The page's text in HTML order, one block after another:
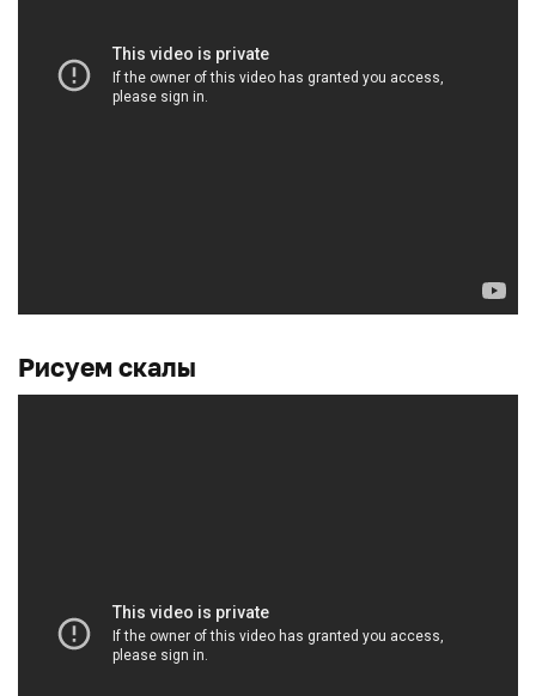
Рисуем скалы